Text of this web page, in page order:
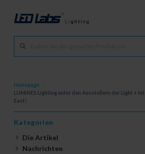
Homepage
LUMINES Lighting unter den Ausstellern der Light +
East!
Kategorien
Die Artikel
Nachrichten